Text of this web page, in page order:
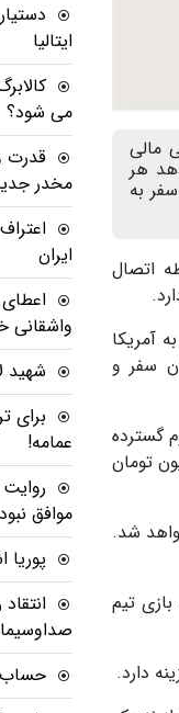
مالی
هر
رقمی که سفر به
اتصال
آمریکا
زمان سفر و
گسترده
توجهی افزایش یافته و اقامت ۱۰ روزه در این شهر اکنون حدود ۴۶۰ میلیون تومان
دست‌کم ۲۰ میلیون تومان خواهد شد.
تیم
ایتالیا
می شود؟
قدرت
مخدر
ایران
واشقانی
شهید
برای
عمامه!
موافق
صداوسیما